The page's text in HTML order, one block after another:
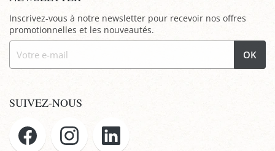
Inscrivez-vous à notre newsletter pour recevoir nos offres
promotionnelles et les nouveautés.
OK
SUIVEZ-NOUS